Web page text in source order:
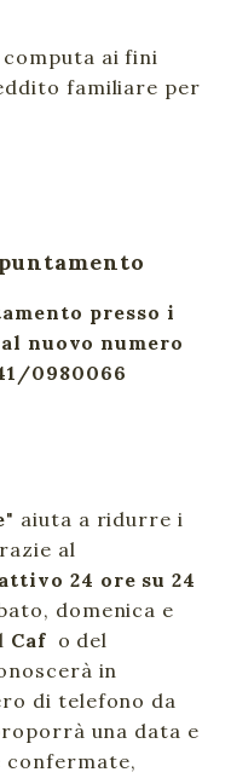
computa ai fini
familiare per
presso i
nuovo numero
0980066
" aiuta a ridurre i
al
24 ore su 24
domenica e
Caf o del
in
di telefono da
una data e
confermate,